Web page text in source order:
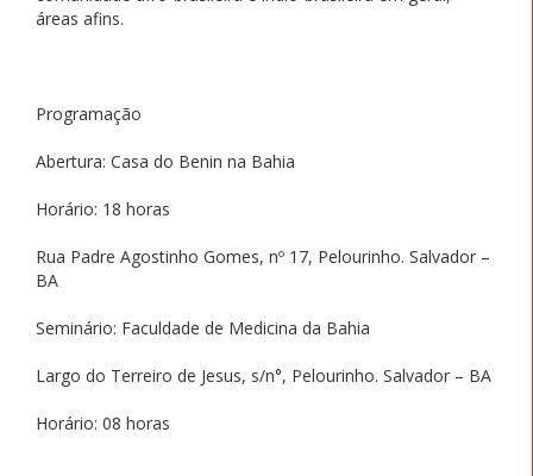
áreas afins.
Programação
Abertura: Casa do Benin na Bahia
Horário: 18 horas
Rua Padre Agostinho Gomes, nº 17, Pelourinho. Salvador –
BA
Seminário: Faculdade de Medicina da Bahia
Largo do Terreiro de Jesus, s/n°, Pelourinho. Salvador – BA
Horário: 08 horas